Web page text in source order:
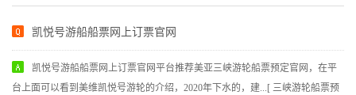
凯悦号游船船票网上订票官网
凯悦号游船船票网上订票官网平台推荐美亚三峡游轮船票预定官网，在平
台上面可以看到美维凯悦号游轮的介绍，2020年下水的，建...[ 三峡游轮船票预